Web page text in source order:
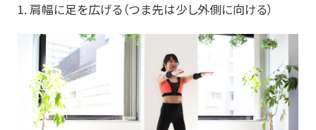
1. 肩幅に足を広げる（つま先は少し外側に向ける）